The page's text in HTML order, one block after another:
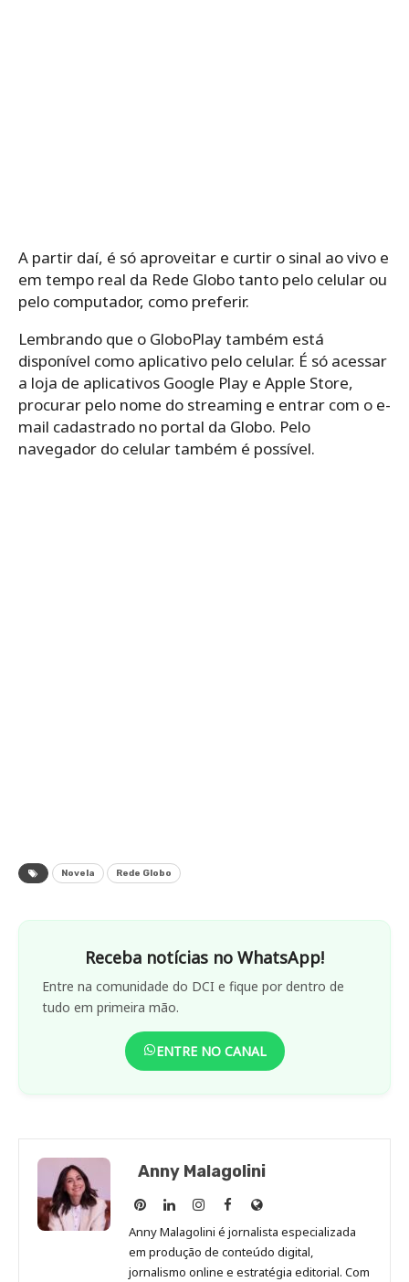
A partir daí, é só aproveitar e curtir o sinal ao vivo e
em tempo real da Rede Globo tanto pelo celular ou
pelo computador, como preferir.
Lembrando que o GloboPlay também está
disponível como aplicativo pelo celular. É só acessar
a loja de aplicativos Google Play e Apple Store,
procurar pelo nome do streaming e entrar com o e-
mail cadastrado no portal da Globo. Pelo
navegador do celular também é possível.
Novela Rede Globo
Receba notícias no WhatsApp!
Entre na comunidade do DCI e fique por dentro de
tudo em primeira mão.
ENTRE NO CANAL
Anny Malagolini
Anny
Malagolini
no
Pinterest
Anny
Malagolini
no
LinkedIn
Anny
Malagolini
no
Instagram
Anny
Malagolini
no
Facebook
Site
de
Anny
Malagolini
Anny Malagolini é jornalista especializada
em produção de conteúdo digital,
jornalismo online e estratégia editorial. Com